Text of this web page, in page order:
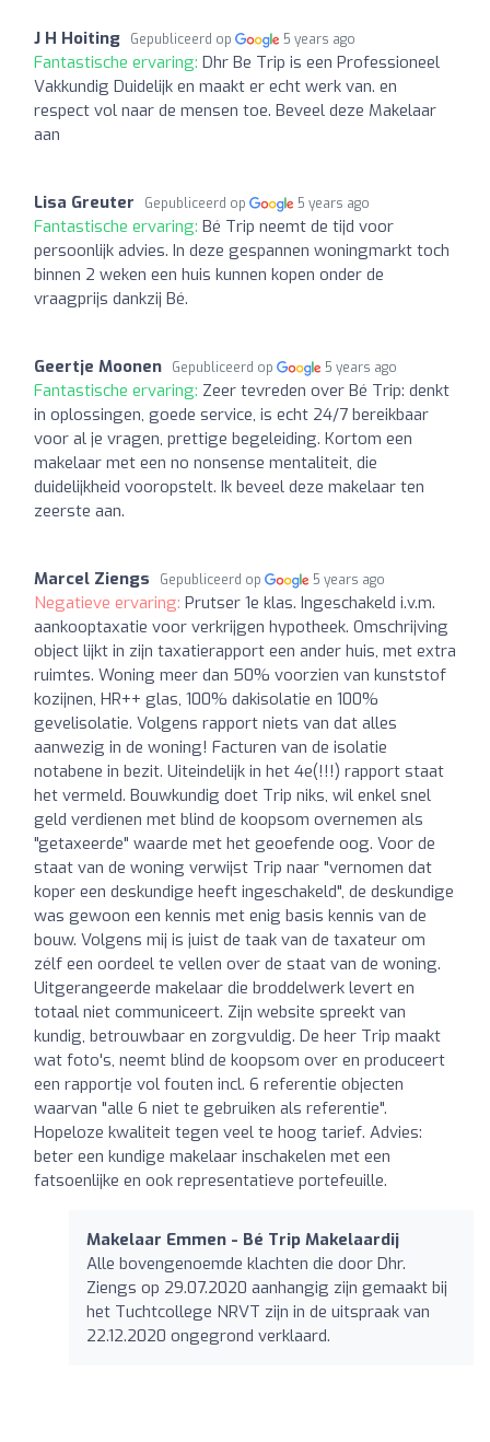
J H Hoiting Gepubliceerd op 5 years ago
Fantastische ervaring: Dhr Be Trip is een Professioneel
Vakkundig Duidelijk en maakt er echt werk van. en
respect vol naar de mensen toe. Beveel deze Makelaar
aan
Lisa Greuter Gepubliceerd op 5 years ago
Fantastische ervaring: Bé Trip neemt de tijd voor
persoonlijk advies. In deze gespannen woningmarkt toch
binnen 2 weken een huis kunnen kopen onder de
vraagprijs dankzij Bé.
Geertje Moonen Gepubliceerd op 5 years ago
Fantastische ervaring: Zeer tevreden over Bé Trip: denkt
in oplossingen, goede service, is echt 24/7 bereikbaar
voor al je vragen, prettige begeleiding. Kortom een
makelaar met een no nonsense mentaliteit, die
duidelijkheid vooropstelt. Ik beveel deze makelaar ten
zeerste aan.
Marcel Ziengs Gepubliceerd op 5 years ago
Negatieve ervaring: Prutser 1e klas. Ingeschakeld i.v.m.
aankooptaxatie voor verkrijgen hypotheek. Omschrijving
object lijkt in zijn taxatierapport een ander huis, met extra
ruimtes. Woning meer dan 50% voorzien van kunststof
kozijnen, HR++ glas, 100% dakisolatie en 100%
gevelisolatie. Volgens rapport niets van dat alles
aanwezig in de woning! Facturen van de isolatie
notabene in bezit. Uiteindelijk in het 4e(!!!) rapport staat
het vermeld. Bouwkundig doet Trip niks, wil enkel snel
geld verdienen met blind de koopsom overnemen als
"getaxeerde" waarde met het geoefende oog. Voor de
staat van de woning verwijst Trip naar "vernomen dat
koper een deskundige heeft ingeschakeld", de deskundige
was gewoon een kennis met enig basis kennis van de
bouw. Volgens mij is juist de taak van de taxateur om
zélf een oordeel te vellen over de staat van de woning.
Uitgerangeerde makelaar die broddelwerk levert en
totaal niet communiceert. Zijn website spreekt van
kundig, betrouwbaar en zorgvuldig. De heer Trip maakt
wat foto's, neemt blind de koopsom over en produceert
een rapportje vol fouten incl. 6 referentie objecten
waarvan "alle 6 niet te gebruiken als referentie".
Hopeloze kwaliteit tegen veel te hoog tarief. Advies:
beter een kundige makelaar inschakelen met een
fatsoenlijke en ook representatieve portefeuille.
Makelaar Emmen - Bé Trip Makelaardij
Alle bovengenoemde klachten die door Dhr.
Ziengs op 29.07.2020 aanhangig zijn gemaakt bij
het Tuchtcollege NRVT zijn in de uitspraak van
22.12.2020 ongegrond verklaard.